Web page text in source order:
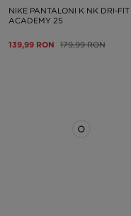
NIKE PANTALONI K NK DRI-FIT
ACADEMY 25
139,99 RON 179,99 RON